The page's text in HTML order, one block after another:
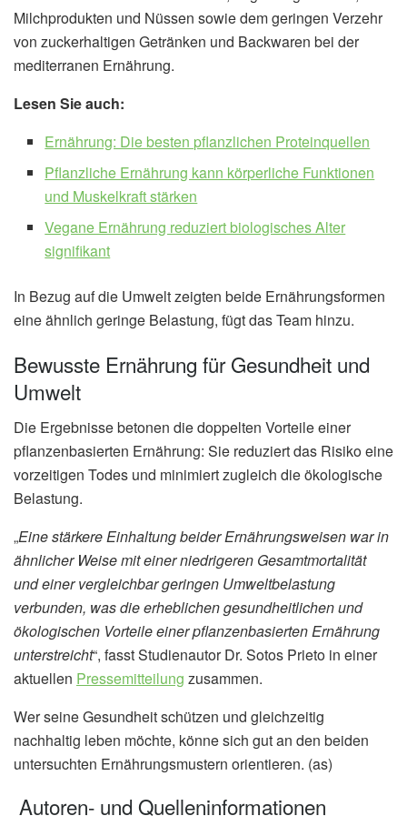
Milchprodukten und Nüssen sowie dem geringen Verzehr
von zuckerhaltigen Getränken und Backwaren bei der
mediterranen Ernährung.
Lesen Sie auch:
Ernährung: Die besten pflanzlichen Proteinquellen
Pflanzliche Ernährung kann körperliche Funktionen
und Muskelkraft stärken
Vegane Ernährung reduziert biologisches Alter
signifikant
In Bezug auf die Umwelt zeigten beide Ernährungsformen
eine ähnlich geringe Belastung, fügt das Team hinzu.
Bewusste Ernährung für Gesundheit und
Umwelt
Die Ergebnisse betonen die doppelten Vorteile einer
pflanzenbasierten Ernährung: Sie reduziert das Risiko eine
vorzeitigen Todes und minimiert zugleich die ökologische
Belastung.
„Eine stärkere Einhaltung beider Ernährungsweisen war in
ähnlicher Weise mit einer niedrigeren Gesamtmortalität
und einer vergleichbar geringen Umweltbelastung
verbunden, was die erheblichen gesundheitlichen und
ökologischen Vorteile einer pflanzenbasierten Ernährung
unterstreicht“, fasst Studienautor Dr. Sotos Prieto in einer
aktuellen Pressemitteilung zusammen.
Wer seine Gesundheit schützen und gleichzeitig
nachhaltig leben möchte, könne sich gut an den beiden
untersuchten Ernährungsmustern orientieren. (as)
Autoren- und Quelleninformationen